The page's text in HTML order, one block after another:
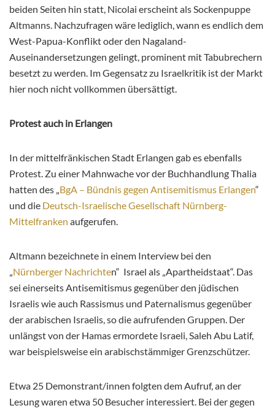
beiden Seiten hin statt, Nicolai erscheint als Sockenpuppe
Altmanns. Nachzufragen wäre lediglich, wann es endlich dem
West-Papua-Konflikt oder den Nagaland-
Auseinandersetzungen gelingt, prominent mit Tabubrechern
besetzt zu werden. Im Gegensatz zu Israelkritik ist der Markt
hier noch nicht vollkommen übersättigt.
Protest auch in Erlangen
In der mittelfränkischen Stadt Erlangen gab es ebenfalls
Protest. Zu einer Mahnwache vor der Buchhandlung Thalia
hatten des „BgA – Bündnis gegen Antisemitismus Erlangen“
und die Deutsch-Israelische Gesellschaft Nürnberg-
Mittelfranken aufgerufen.
Altmann bezeichnete in einem Interview bei den
„Nürnberger Nachrichten“ Israel als „Apartheidstaat“. Das
sei einerseits Antisemitismus gegenüber den jüdischen
Israelis wie auch Rassismus und Paternalismus gegenüber
der arabischen Israelis, so die aufrufenden Gruppen. Der
unlängst von der Hamas ermordete Israeli, Saleh Abu Latif,
war beispielsweise ein arabischstämmiger Grenzschützer.
Etwa 25 Demonstrant/innen folgten dem Aufruf, an der
Lesung waren etwa 50 Besucher interessiert. Bei der gegen